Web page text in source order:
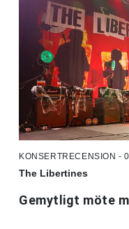
KONSERTRECENSION -
The Libertines
Gemytligt möte